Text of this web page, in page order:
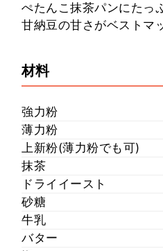
ぺたんこ抹茶パンにたっ
甘納豆の甘さがベストマ
材料
強力粉
薄力粉
上新粉(薄力粉でも可)
抹茶
ドライイースト
砂糖
牛乳
バター